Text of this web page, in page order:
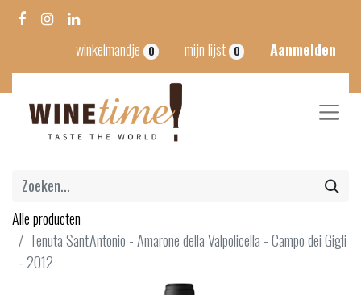
winkelmandje 0 mijn lijst 0 Aanmelden
Alle producten
Tenuta Sant'Antonio - Amarone della Valpolicella - Campo dei Gigli
- 2012